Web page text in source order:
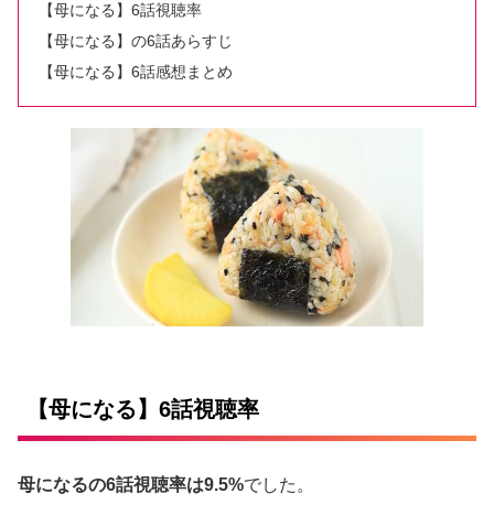
【母になる】6話視聴率
【母になる】の6話あらすじ
【母になる】6話感想まとめ
【母になる】6話視聴率
母になるの6話視聴率は9.5%でした。